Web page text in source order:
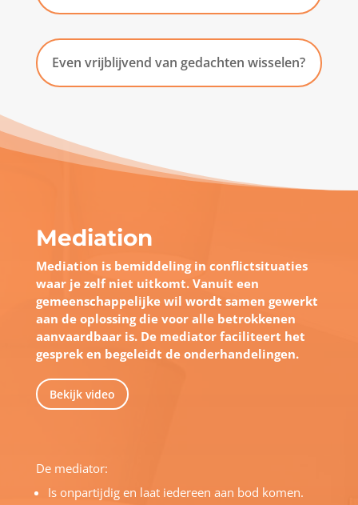
Even vrijblijvend van gedachten wisselen?
Mediation
Mediation is bemiddeling in conflictsituaties
waar je zelf niet uitkomt. Vanuit een
gemeenschappelijke wil wordt samen gewerkt
aan de oplossing die voor alle betrokkenen
aanvaardbaar is. De mediator faciliteert het
gesprek en begeleidt de onderhandelingen.
Bekijk video
De mediator:
Is onpartijdig en laat iedereen aan bod komen.